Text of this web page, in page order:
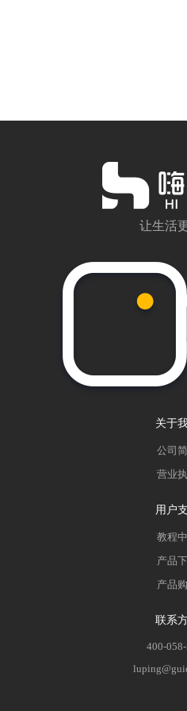
让生活
关于
公司
营业
用户
教程
产品
产品
联系
400-